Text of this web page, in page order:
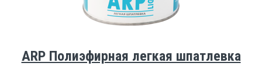
ARP Полиэфирная легкая шпатлевка